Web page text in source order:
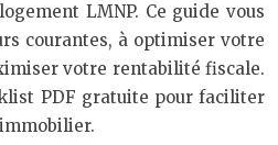
LMNP. Ce guide vous
courantes, à optimiser votre
votre rentabilité fiscale.
PDF gratuite pour faciliter